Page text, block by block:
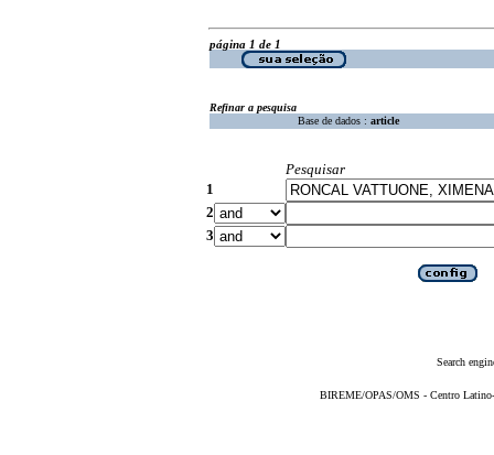
página 1 de 1
Refinar a pesquisa
Base de dados : article
Pesquisar
1
2
3
Search
BIREME/OPAS/OMS - Centro Latino-